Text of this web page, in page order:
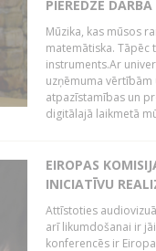
PIEREDZE
Mūzika, kas mūsos
matemātiska. Tāpēc
instruments.Ar
uzņēmuma
atpazīstamības un
digitālajā laikmetā
EIROPAS
INICIATĪVU
Attīstoties
arī likumdošanai ir
konferencēs ir